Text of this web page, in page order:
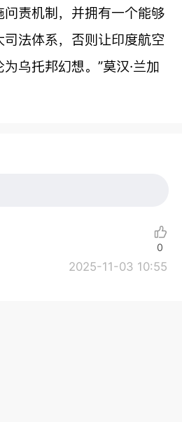
责机制，并拥有一个能够
法体系，否则让印度航空
乌托邦幻想。”莫汉·兰加
2025-11-03 10:55
0